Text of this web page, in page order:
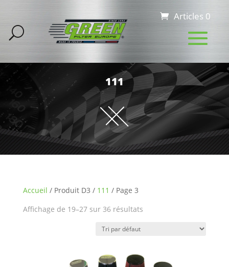
Articles 0
111
Accueil / Produit D3 / 111 / Page 3
Affichage de 19–27 sur 36 résultats